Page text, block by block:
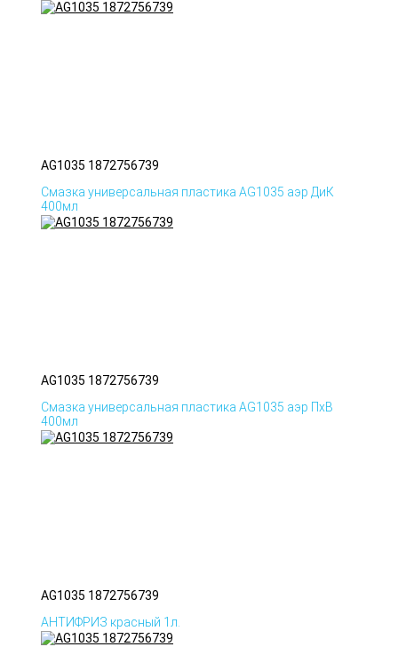
AG1035 1872756739
Смазка универсальная пластика AG1035 аэр ДиК
400мл
AG1035 1872756739
Смазка универсальная пластика AG1035 аэр ПхВ
400мл
AG1035 1872756739
АНТИФРИЗ красный 1л.